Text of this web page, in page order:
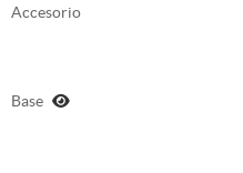
Accesorio
Base